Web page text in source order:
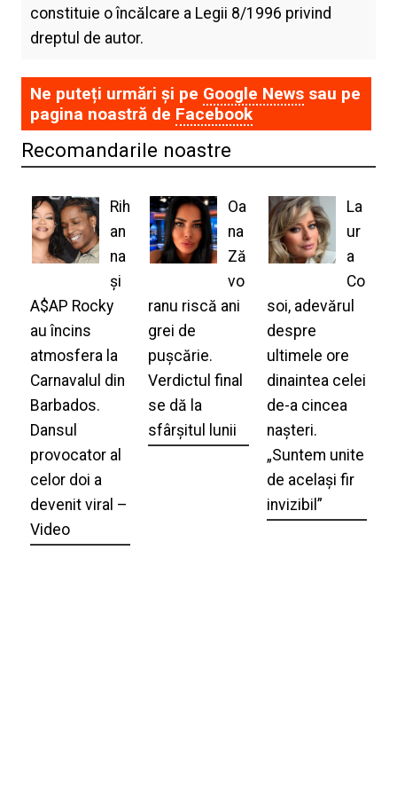
constituie o încălcare a Legii 8/1996 privind
dreptul de autor.
Ne puteți urmări și pe Google Newssau pe
pagina noastră de Facebook
Recomandarile noastre
Rih
an
na
și
A$AP Rocky
au încins
atmosfera la
Carnavalul din
Barbados.
Dansul
provocator al
celor doi a
devenit viral –
Video
Oa
na
Ză
vo
ranu riscă ani
grei de
pușcărie.
Verdictul final
se dă la
sfârșitul lunii
La
ur
a
Co
soi, adevărul
despre
ultimele ore
dinaintea celei
de-a cincea
nașteri.
„Suntem unite
de același fir
invizibil”